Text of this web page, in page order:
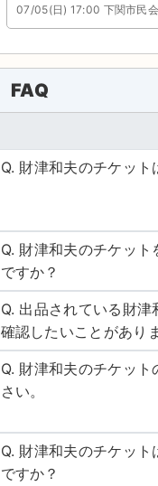
07/05(日) 17:00 下関市民
FAQ
Q. 財津和夫のチケット
Q. 財津和夫のチケッ
ですか？
Q. 出品されている財
確認したいことがあり
Q. 財津和夫のチケッ
さい。
Q. 財津和夫のチケッ
ですか？